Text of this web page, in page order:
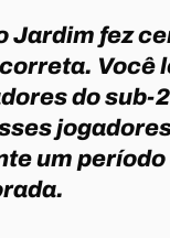
Jardim fez
Você
do sub-
um período